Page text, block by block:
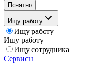
Понятно
Ищу работу
Ищу работу
Ищу работу
Ищу сотрудника
Сервисы